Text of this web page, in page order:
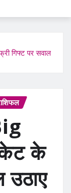
गिफ्ट पर सवाल
के
उठाए